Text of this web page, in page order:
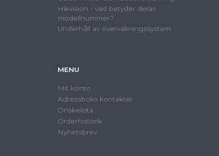
Hikvision - vad betyder deras
modellnummer?
Underhåll av övervakningssystem
MENU
Mit konto
Adressboks kontakter
Önskelista
Orderhistorik
Nyhetsbrev